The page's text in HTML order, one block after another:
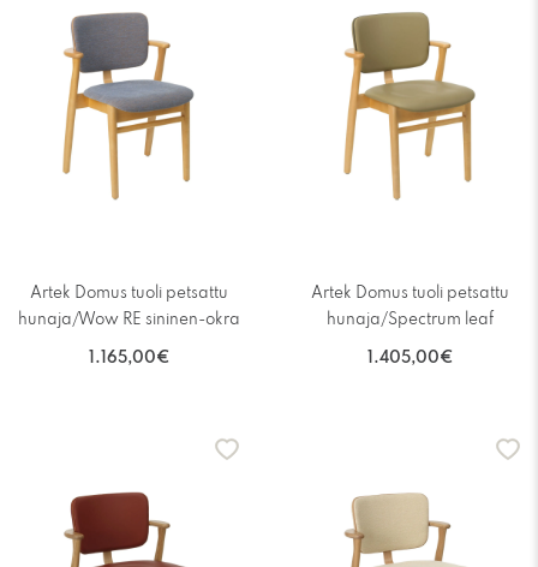
Artek Domus tuoli petsattu
hunaja/Wow RE sininen-okra
1.165,00€
Artek Domus tuoli petsattu
hunaja/Spectrum leaf
1.405,00€